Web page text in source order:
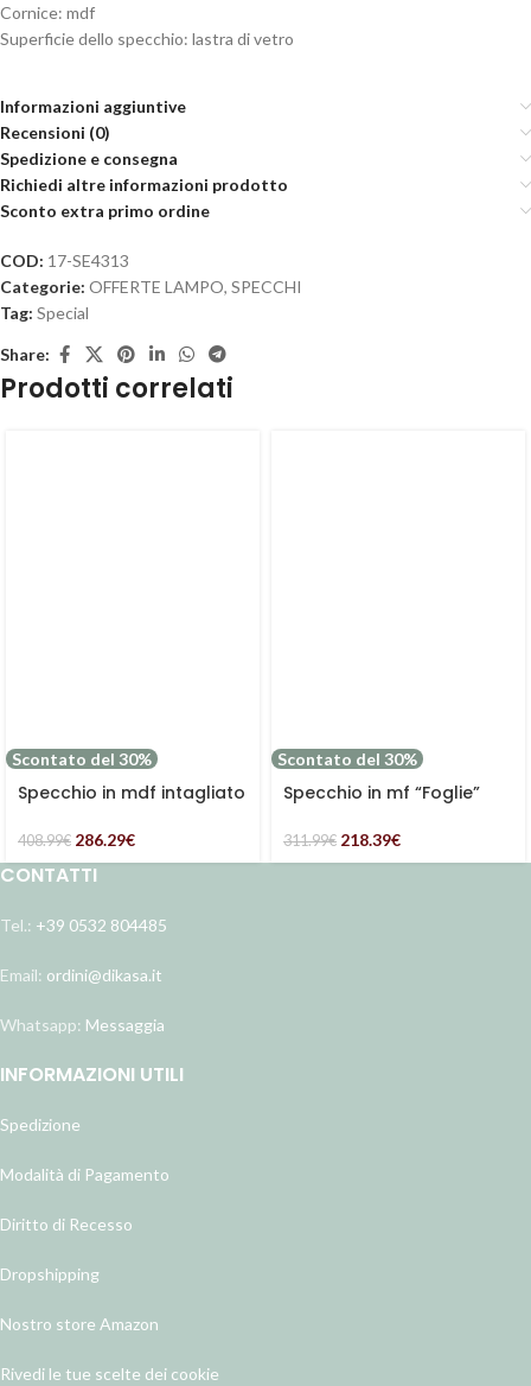
Cornice: mdf
Superficie dello specchio: lastra di vetro
Informazioni aggiuntive
Recensioni (0)
Spedizione e consegna
Richiedi altre informazioni prodotto
Sconto extra primo ordine
COD: 17-SE4313
Categorie: OFFERTE LAMPO, SPECCHI
Tag: Special
Share:
Prodotti correlati
Scontato del 30%
Specchio in mdf intagliato
408.99€ 286.29€
Scontato del 30%
Specchio in mf “Foglie”
311.99€ 218.39€
CONTATTI
Tel.: +39 0532 804485
Email: ordini@dikasa.it
Whatsapp: Messaggia
INFORMAZIONI UTILI
Spedizione
Modalità di Pagamento
Diritto di Recesso
Dropshipping
Nostro store Amazon
Rivedi le tue scelte dei cookie